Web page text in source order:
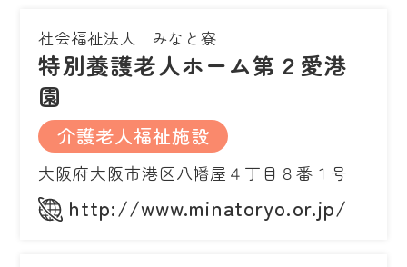
社会福祉法人 みなと寮
特別養護老人ホーム第２愛港
園
介護老人福祉施設
大阪府大阪市港区八幡屋４丁目８番１号
http://www.minatoryo.or.jp/